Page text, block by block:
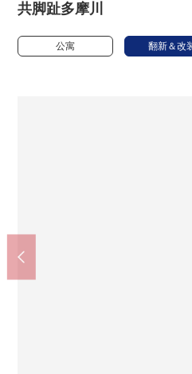
共脚趾多摩川
公寓 翻新＆改